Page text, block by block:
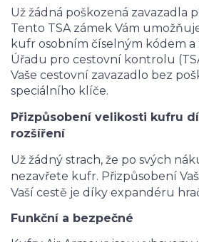
Už žádná poškozená zavazadla
Tento TSA zámek Vám
kufr osobním číselným kódem
Úřadu pro cestovní kontrolu
Vaše cestovní zavazadlo bez
speciálního klíče.
Přizpůsobení velikosti kufru
rozšíření
Už žádný strach, že po svých
nezavřete kufr. Přizpůsobení
Vaší cestě je díky expandéru
Funkční a bezpečné